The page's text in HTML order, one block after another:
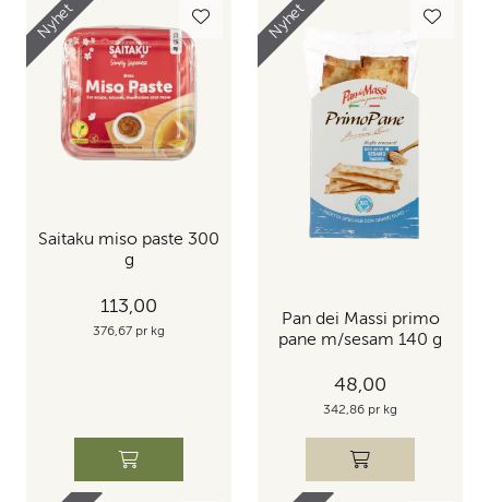
Nyhet
Saitaku miso paste 300
g
113,00
376,67 pr kg
Nyhet
Pan dei Massi primo
pane m/sesam 140 g
48,00
342,86 pr kg